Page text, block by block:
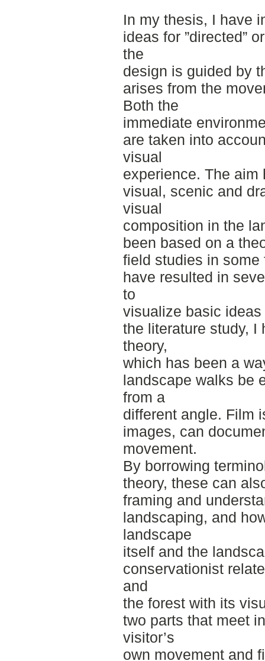
In my thesis, I have
ideas for ”directed”
the
design is guided by
arises from the
Both the
immediate
are taken into
visual
experience. The
visual, scenic and
visual
composition in the
been based on a
field studies in
have resulted in
to
visualize basic
the literature study, I
theory,
which has been a
landscape walks be
from a
different angle. Film
images, can
movement.
By borrowing
theory, these can
framing and
landscaping, and
landscape
itself and the
conservationist
and
the forest with its
two parts that meet
visitor’s
own movement and